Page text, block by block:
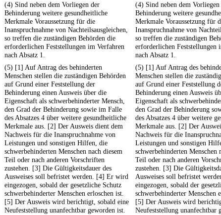
(4) Sind neben dem Vorliegen der
Behinderung weitere gesundheitliche
Merkmale Voraussetzung für die
Inanspruchnahme von Nachteilsausgleichen,
so treffen die zuständigen Behörden die
erforderlichen Feststellungen im Verfahren
nach Absatz 1.
(4) Sind neben dem Vorliegen
Behinderung weitere
Merkmale Voraussetzung für
Inanspruchnahme von
so treffen die zuständigen
erforderlichen Feststellungen
nach Absatz 1.
(5) [1] Auf Antrag des behinderten
Menschen stellen die zuständigen Behörden
auf Grund einer Feststellung der
Behinderung einen Ausweis über die
Eigenschaft als schwerbehinderter Mensch,
den Grad der Behinderung sowie im Falle
des Absatzes 4 über weitere gesundheitliche
Merkmale aus. [2] Der Ausweis dient dem
Nachweis für die Inanspruchnahme von
Leistungen und sonstigen Hilfen, die
schwerbehinderten Menschen nach diesem
Teil oder nach anderen Vorschriften
zustehen. [3] Die Gültigkeitsdauer des
Ausweises soll befristet werden. [4] Er wird
eingezogen, sobald der gesetzliche Schutz
schwerbehinderter Menschen erloschen ist.
[5] Der Ausweis wird berichtigt, sobald eine
Neufeststellung unanfechtbar geworden ist.
(5) [1] Auf Antrag des
Menschen stellen die
auf Grund einer Feststellung
Behinderung einen Ausweis
Eigenschaft als
den Grad der Behinderung
des Absatzes 4 über weitere
Merkmale aus. [2] Der
Nachweis für die
Leistungen und sonstigen
schwerbehinderten Menschen
Teil oder nach anderen
zustehen. [3] Die
Ausweises soll befristet
eingezogen, sobald der
schwerbehinderter Menschen
[5] Der Ausweis wird
Neufeststellung unanfechtbar